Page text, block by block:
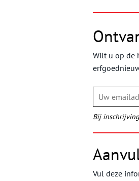
Wilt u op de
Bij
Vul deze